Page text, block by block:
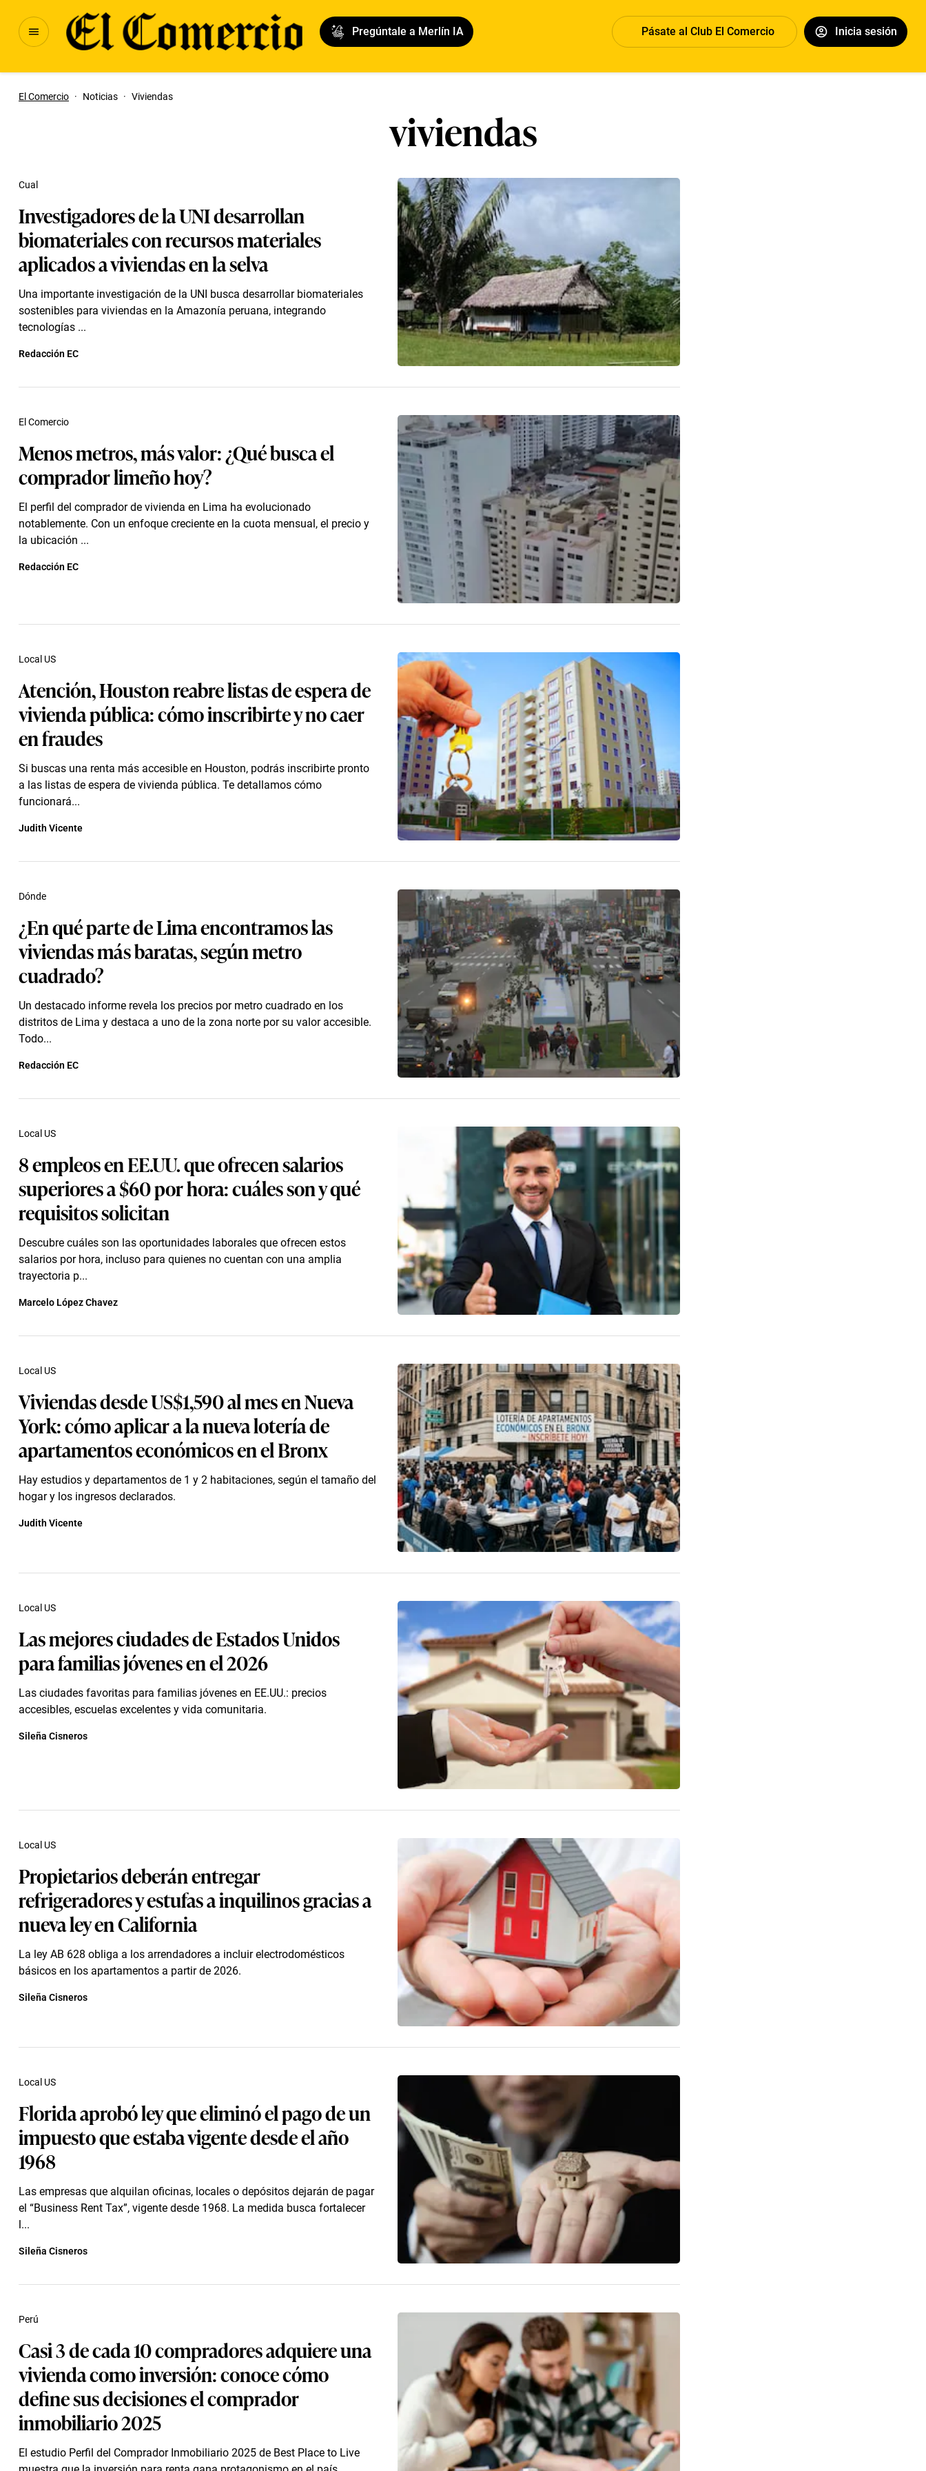
Pregúntale a Merlín IA Pásate al Club El Comercio Inicia sesión
El Comercio · Noticias · Viviendas
viviendas
Investigadores de la UNI desarrollan
biomateriales con recursos materiales
aplicados a viviendas en la selva
Una importante investigación de la UNI busca desarrollar biomateriales
sostenibles para viviendas en la Amazonía peruana, integrando
tecnologías ...
Cual
Redacción EC
Menos metros, más valor: ¿Qué busca el
comprador limeño hoy?
El perfil del comprador de vivienda en Lima ha evolucionado
notablemente. Con un enfoque creciente en la cuota mensual, el precio y
la ubicación ...
El Comercio
Redacción EC
Atención, Houston reabre listas de espera de
vivienda pública: cómo inscribirte y no caer
en fraudes
Si buscas una renta más accesible en Houston, podrás inscribirte pronto
a las listas de espera de vivienda pública. Te detallamos cómo
funcionará...
Local US
Judith Vicente
¿En qué parte de Lima encontramos las
viviendas más baratas, según metro
cuadrado?
Un destacado informe revela los precios por metro cuadrado en los
distritos de Lima y destaca a uno de la zona norte por su valor accesible.
Todo...
Dónde
Redacción EC
8 empleos en EE.UU. que ofrecen salarios
superiores a $60 por hora: cuáles son y qué
requisitos solicitan
Descubre cuáles son las oportunidades laborales que ofrecen estos
salarios por hora, incluso para quienes no cuentan con una amplia
trayectoria p...
Local US
Marcelo López Chavez
Viviendas desde US$1,590 al mes en Nueva
York: cómo aplicar a la nueva lotería de
apartamentos económicos en el Bronx
Hay estudios y departamentos de 1 y 2 habitaciones, según el tamaño del
hogar y los ingresos declarados.
Local US
Judith Vicente
Las mejores ciudades de Estados Unidos
para familias jóvenes en el 2026
Las ciudades favoritas para familias jóvenes en EE.UU.: precios
accesibles, escuelas excelentes y vida comunitaria.
Local US
Sileña Cisneros
Propietarios deberán entregar
refrigeradores y estufas a inquilinos gracias a
nueva ley en California
La ley AB 628 obliga a los arrendadores a incluir electrodomésticos
básicos en los apartamentos a partir de 2026.
Local US
Sileña Cisneros
Florida aprobó ley que eliminó el pago de un
impuesto que estaba vigente desde el año
1968
Las empresas que alquilan oficinas, locales o depósitos dejarán de pagar
el “Business Rent Tax”, vigente desde 1968. La medida busca fortalecer
l...
Local US
Sileña Cisneros
Casi 3 de cada 10 compradores adquiere una
vivienda como inversión: conoce cómo
define sus decisiones el comprador
inmobiliario 2025
El estudio Perfil del Comprador Inmobiliario 2025 de Best Place to Live
Perú